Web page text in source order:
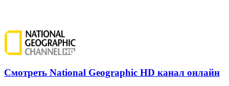
Смотреть National Geographic HD канал онлайн